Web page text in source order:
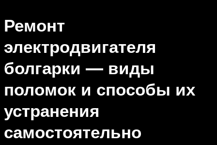
Ремонт
электродвигателя
болгарки — виды
поломок и способы их
устранения
самостоятельно